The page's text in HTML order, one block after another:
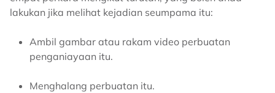
lakukan jika melihat kejadian seumpama itu:
Ambil gambar atau rakam video perbuatan
penganiayaan itu.
Menghalang perbuatan itu.